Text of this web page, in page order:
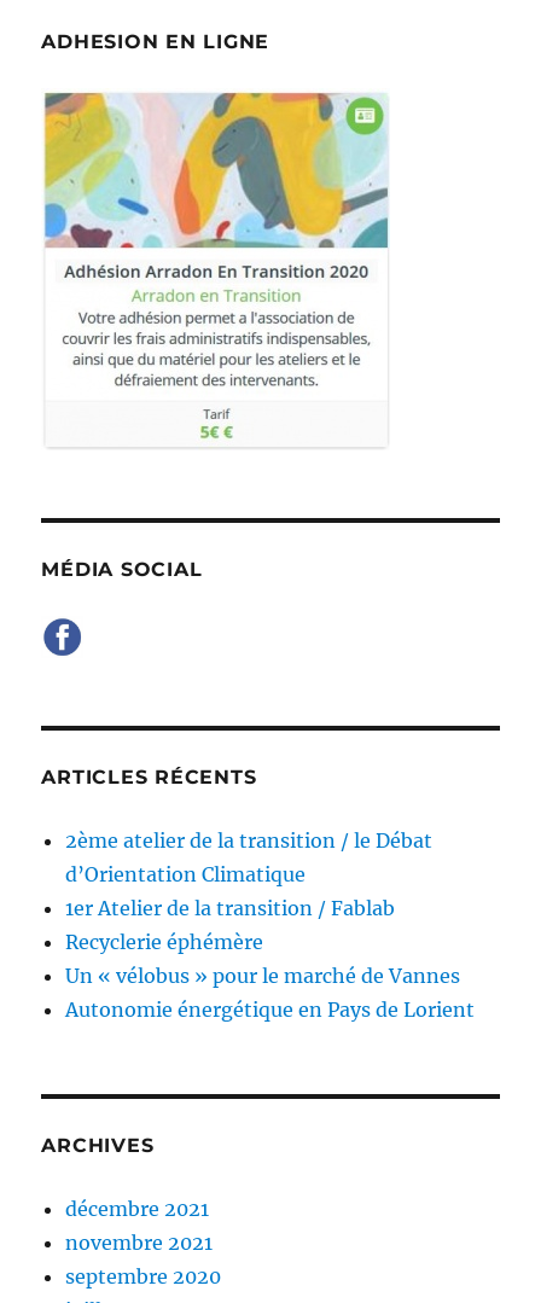
ADHESION EN LIGNE
MÉDIA SOCIAL
ARTICLES RÉCENTS
2ème atelier de la transition / le Débat
d’Orientation Climatique
1er Atelier de la transition / Fablab
Recyclerie éphémère
Un « vélobus » pour le marché de Vannes
Autonomie énergétique en Pays de Lorient
ARCHIVES
décembre 2021
novembre 2021
septembre 2020